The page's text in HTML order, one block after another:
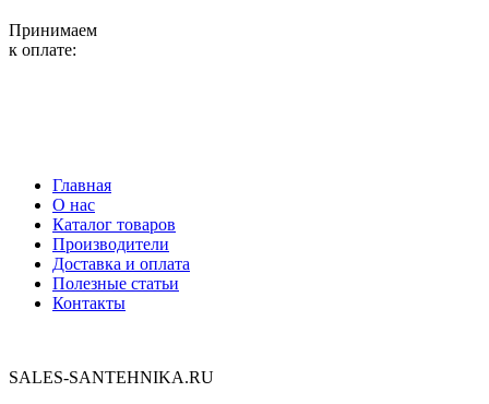
Принимаем
к оплате:
Главная
О нас
Каталог товаров
Производители
Доставка и оплата
Полезные статьи
Контакты
SALES-SANTEHNIKA.RU